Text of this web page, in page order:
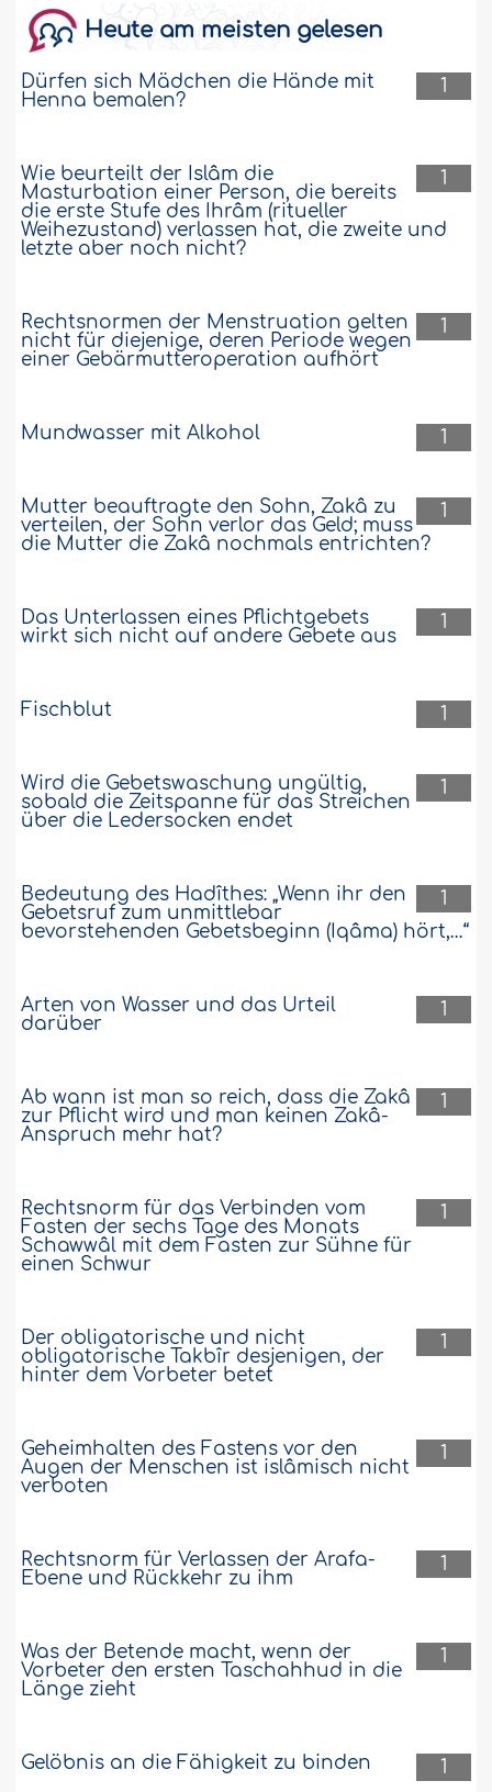
Heute am meisten gelesen
1
Dürfen sich Mädchen die Hände mit
Henna bemalen?
1
Wie beurteilt der Islâm die
Masturbation einer Person, die bereits
die erste Stufe des Ihrâm (ritueller
Weihezustand) verlassen hat, die zweite und
letzte aber noch nicht?
1
Rechtsnormen der Menstruation gelten
nicht für diejenige, deren Periode wegen
einer Gebärmutteroperation aufhört
1
Mundwasser mit Alkohol
1
Mutter beauftragte den Sohn, Zakâ zu
verteilen, der Sohn verlor das Geld; muss
die Mutter die Zakâ nochmals entrichten?
1
Das Unterlassen eines Pflichtgebets
wirkt sich nicht auf andere Gebete aus
1
Fischblut
1
Wird die Gebetswaschung ungültig,
sobald die Zeitspanne für das Streichen
über die Ledersocken endet
1
Bedeutung des Hadîthes: „Wenn ihr den
Gebetsruf zum unmittlebar
bevorstehenden Gebetsbeginn (Iqâma) hört,…“
1
Arten von Wasser und das Urteil
darüber
1
Ab wann ist man so reich, dass die Zakâ
zur Pflicht wird und man keinen Zakâ-
Anspruch mehr hat?
1
Rechtsnorm für das Verbinden vom
Fasten der sechs Tage des Monats
Schawwâl mit dem Fasten zur Sühne für
einen Schwur
1
Der obligatorische und nicht
obligatorische Takbîr desjenigen, der
hinter dem Vorbeter betet
1
Geheimhalten des Fastens vor den
Augen der Menschen ist islâmisch nicht
verboten
1
Rechtsnorm für Verlassen der Arafa-
Ebene und Rückkehr zu ihm
1
Was der Betende macht, wenn der
Vorbeter den ersten Taschahhud in die
Länge zieht
1
Gelöbnis an die Fähigkeit zu binden